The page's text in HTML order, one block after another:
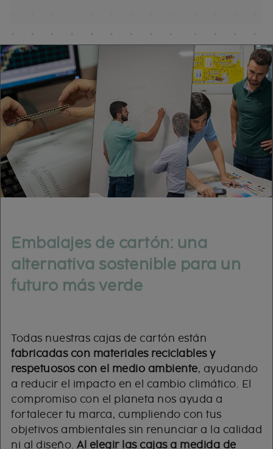
Embalajes de cartón: una
alternativa sostenible para un
futuro más verde
Todas nuestras cajas de cartón están
fabricadas con materiales reciclables y
respetuosos con el medio ambiente, ayudando
a reducir el impacto en el cambio climático. El
compromiso con el planeta nos ayuda a
fortalecer tu marca, cumpliendo con tus
objetivos ambientales sin renunciar a la calidad
ni al diseño. Al elegir las cajas a medida de